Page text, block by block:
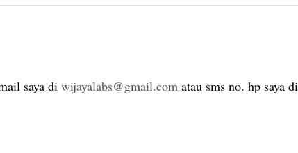
saya diwijayalabs@gmail.com atau sms no. hp saya di